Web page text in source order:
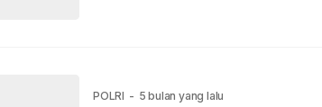
POLRI - 5 bulan yang lalu